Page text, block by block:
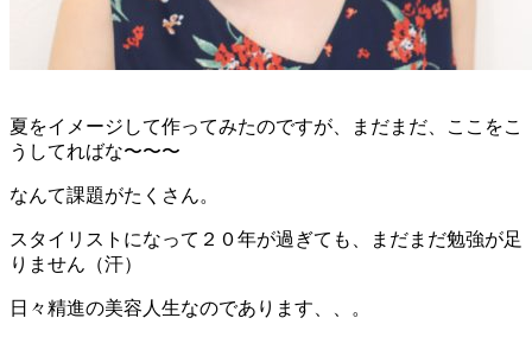
夏をイメージして作ってみたのですが、まだまだ、ここをこ
うしてればな〜〜〜
なんて課題がたくさん。
スタイリストになって２０年が過ぎても、まだまだ勉強が足
りません（汗）
日々精進の美容人生なのであります、、。